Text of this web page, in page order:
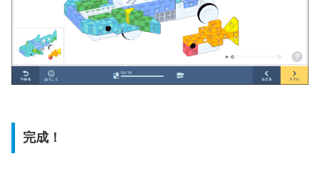
完成！